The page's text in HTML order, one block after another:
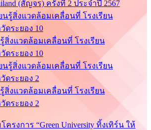
(สัญจร) ครั้งที่ 2 ประจำปี 2567
สิ่งแวดล้อมเคลื่อนที่ โรงเรียน
ดระยอง 10
สิ่งแวดล้อมเคลื่อนที่ โรงเรียน
ดระยอง 2
รงการ “Green University ทิ้งเทิร์น ให้